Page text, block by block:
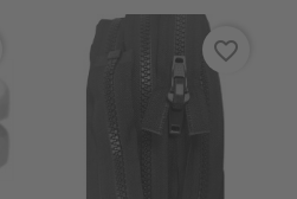
favorite_border